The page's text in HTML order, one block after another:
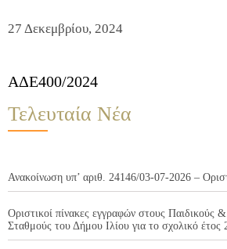
27 Δεκεμβρίου, 2024
ΑΔΕ400/2024
Τελευταία Νέα
Ανακοίνωση υπ’ αριθ. 24146/03-07-2026 –
Οριστικοί πίνακες εγγραφών στους Παιδικούς
Σταθμούς του Δήμου Ιλίου για το σχολικό έτος